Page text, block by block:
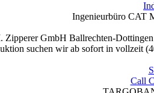
Ingenieurbüro CAT
GmbH Ballrechten-
suchen wir ab sofort in vollzeit
Call